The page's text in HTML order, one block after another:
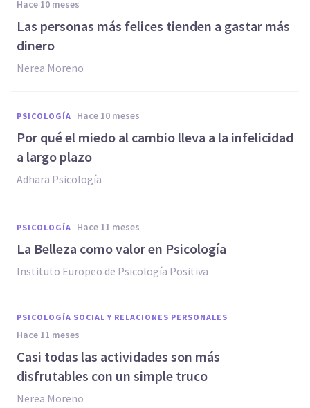
hace 10 meses
Las personas más felices tienden a gastar más
dinero
Nerea Moreno
PSICOLOGÍA hace 10 meses
Por qué el miedo al cambio lleva a la infelicidad
a largo plazo
Adhara Psicología
PSICOLOGÍA hace 11 meses
La Belleza como valor en Psicología
Instituto Europeo de Psicología Positiva
PSICOLOGÍA SOCIAL Y RELACIONES PERSONALES
hace 11 meses
Casi todas las actividades son más
disfrutables con un simple truco
Nerea Moreno